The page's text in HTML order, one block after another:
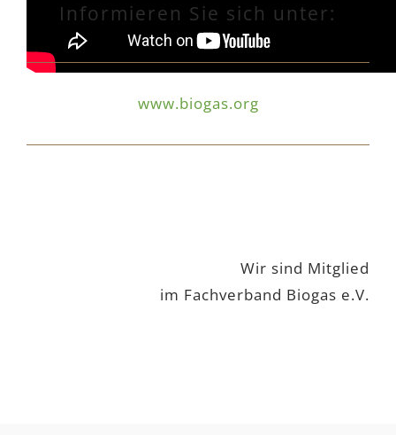
Informieren Sie sich unter:
www.biogas.org
Wir sind Mitglied
im Fachverband Biogas e.V.